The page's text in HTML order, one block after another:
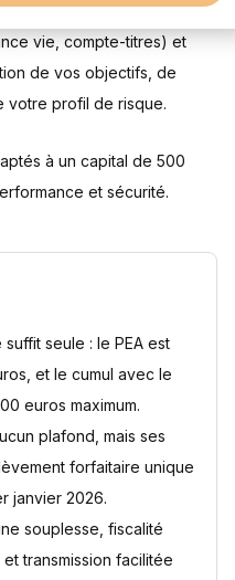
de 500 000 euros ?
en bourse ?
à court terme ?
la somme entre
vie, compte-titres) et
de vos objectifs, de
votre profil de risque.
à un capital de 500
et sécurité.
seule : le PEA est
et le cumul avec le
euros maximum.
plafond, mais ses
forfaitaire unique
janvier 2026.
souplesse, fiscalité
transmission facilitée